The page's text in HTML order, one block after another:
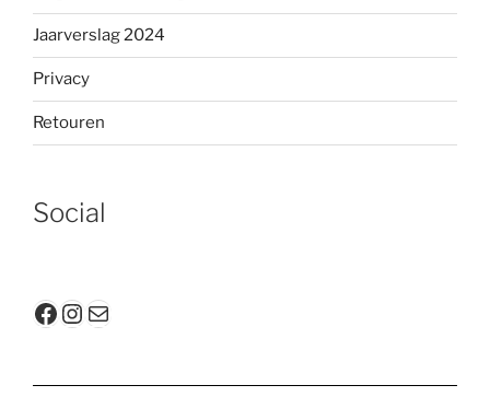
Jaarverslag 2024
Privacy
Retouren
Social
Facebook
Instagram
E-mail